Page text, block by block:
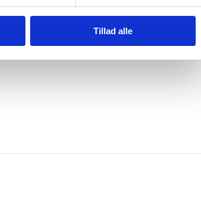
Tillad alle
med idræt.
for idrætssektoren